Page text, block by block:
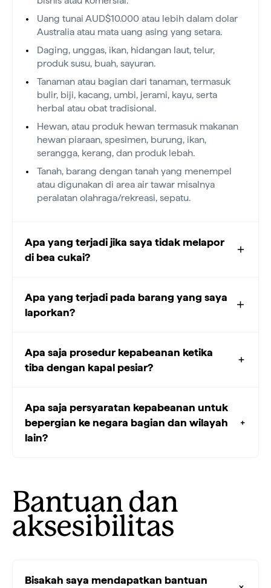
Uang tunai AUD$10.000 atau lebih dalam dolar
Australia atau mata uang asing yang setara.
Daging, unggas, ikan, hidangan laut, telur,
produk susu, buah, sayuran.
Tanaman atau bagian dari tanaman, termasuk
bulir, biji, kacang, umbi, jerami, kayu, serta
herbal atau obat tradisional.
Hewan, atau produk hewan termasuk makanan
hewan piaraan, spesimen, burung, ikan,
serangga, kerang, dan produk lebah.
Tanah, barang dengan tanah yang menempel
atau digunakan di area air tawar misalnya
peralatan olahraga/rekreasi, sepatu.
Apa yang terjadi jika saya tidak melapor
di bea cukai?
Apa yang terjadi pada barang yang saya
laporkan?
Apa saja prosedur kepabeanan ketika
tiba dengan kapal pesiar?
Apa saja persyaratan kepabeanan untuk
bepergian ke negara bagian dan wilayah
lain?
Bantuan dan
aksesibilitas
Bisakah saya mendapatkan bantuan